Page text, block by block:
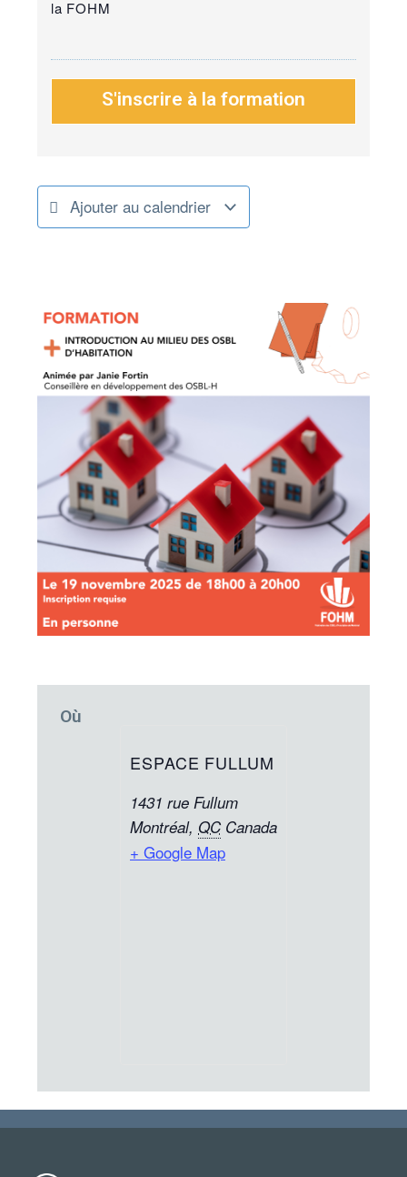
la FOHM
S'inscrire à la formation
Ajouter au calendrier
Où
ESPACE FULLUM
1431 rue Fullum
Montréal, QC Canada
+ Google Map